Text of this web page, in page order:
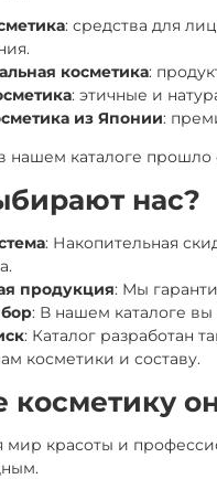
: средства для
косметика:
: этичные и
из Японии:
нашем каталоге прошло
нас?
: Накопительная
продукция: Мы
: В нашем каталоге
: Каталог разработан
косметики и составу.
косметику
мир красоты и